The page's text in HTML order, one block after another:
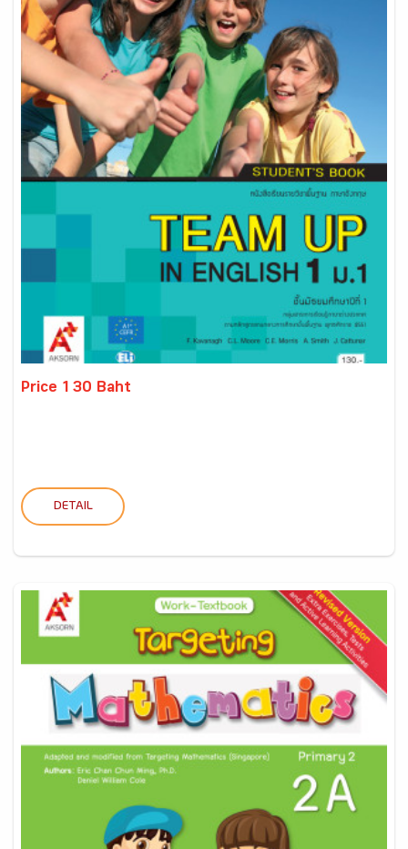
Price 130 Baht
DETAIL